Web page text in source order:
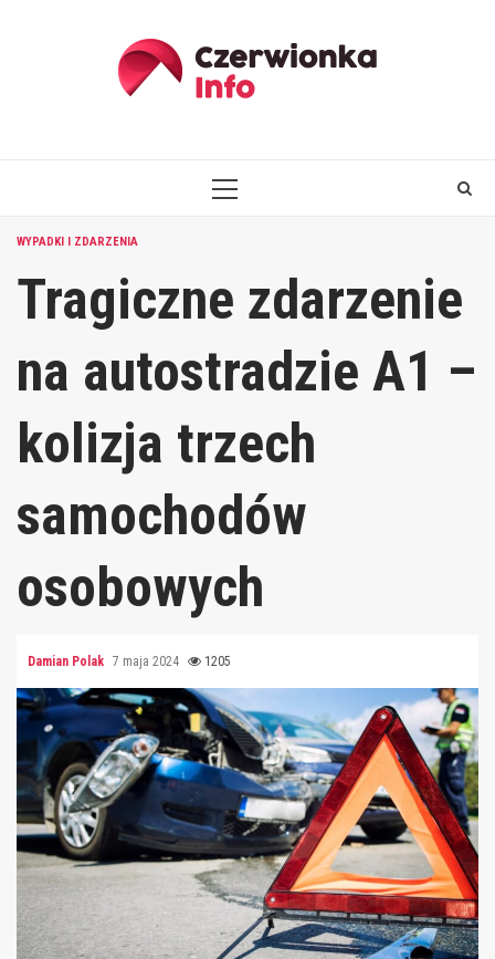
PRIMARY
WYPADKI I ZDARZENIA
Tragiczne zdarzenie
na autostradzie A1 –
kolizja trzech
samochodów
osobowych
Damian Polak 7 maja 2024 1205